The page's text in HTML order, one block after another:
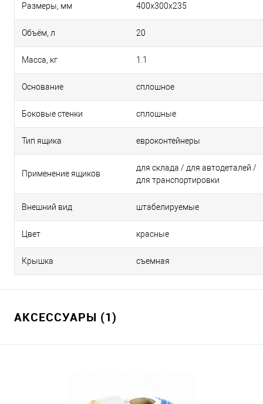
Размеры, мм 400х300х235
Объём, л 20
Масса, кг 1.1
Основание сплошное
Боковые стенки сплошные
Тип ящика евроконтейнеры
Применение ящиков
для склада / для автодеталей /
для транспортировки
Внешний вид штабелируемые
Цвет красные
Крышка съемная
АКСЕССУАРЫ (1)